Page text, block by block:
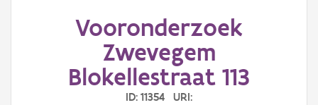
Vooronderzoek
Zwevegem
Blokellestraat 113
ID: 11354 URI: